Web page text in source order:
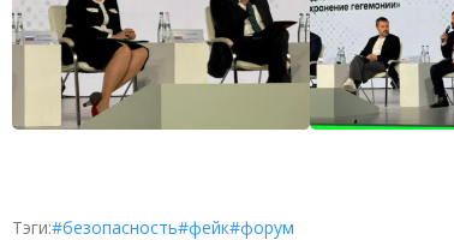
Тэги:#безопасность#фейк#форум